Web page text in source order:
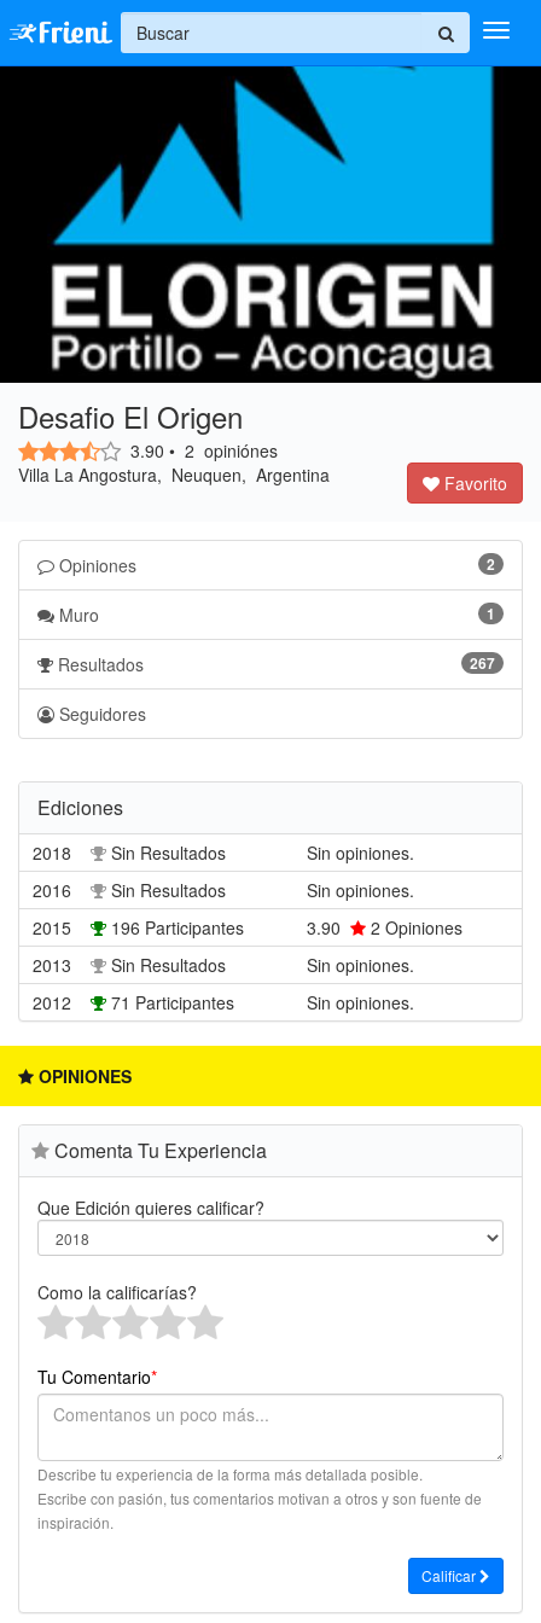
Ayuda
+
Desafio El Origen
3.90 • 2 opiniónes
Villa La Angostura, Neuquen, Argentina
Favorito
2
Opiniones
1
Muro
267
Resultados
Seguidores
Ediciones
2018 Sin Resultados
Sin opiniones.
2016
Sin Resultados
Sin opiniones.
2015
196 Participantes 3.90 2 Opiniones
2013
Sin Resultados
Sin opiniones.
2012
71 Participantes Sin opiniones.
OPINIONES
Comenta Tu Experiencia
Que Edición quieres calificar?
Como la calificarías?
Tu Comentario*
Describe tu experiencia de la forma más detallada posible.
Escribe con pasión, tus comentarios motivan a otros y son fuente de
inspiración.
Calificar